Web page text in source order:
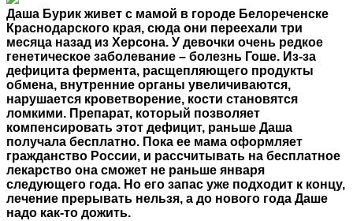
Даша Бурик живет с мамой в городе Белореченске
Краснодарского края, сюда они переехали три
месяца назад из Херсона. У девочки очень редкое
генетическое заболевание – болезнь Гоше. Из-за
дефицита фермента, расщепляющего продукты
обмена, внутренние органы увеличиваются,
нарушается кроветворение, кости становятся
ломкими. Препарат, который позволяет
компенсировать этот дефицит, раньше Даша
получала бесплатно. Пока ее мама оформляет
гражданство России, и рассчитывать на бесплатное
лекарство она сможет не раньше января
следующего года. Но его запас уже подходит к концу,
лечение прерывать нельзя, а до нового года Даше
надо как-то дожить.